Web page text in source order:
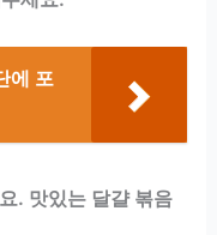
에 포
. 맛있는 달걀 볶음